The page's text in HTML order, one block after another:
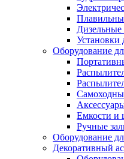
Дизельные
Установки
Оборудование
Емкости и
Ручные
Оборудование
Декоративный